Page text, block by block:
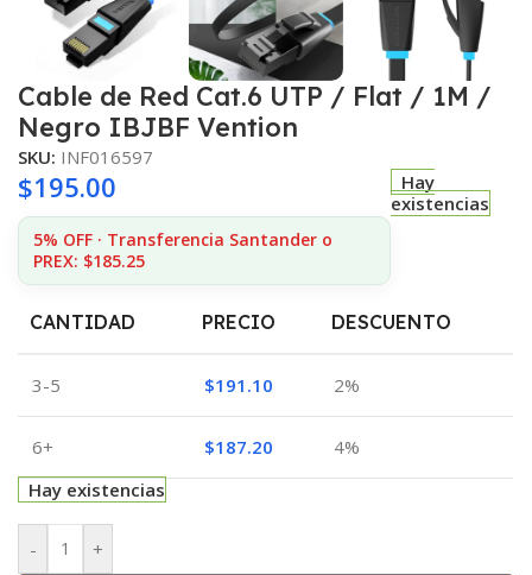
Cable de Red Cat.6 UTP / Flat / 1M /
Negro IBJBF Vention
SKU: INF016597
$195.00
5% OFF · Transferencia Santander o
PREX: $185.25
Hay
existencias
CANTIDAD PRECIO DESCUENTO
3-5 $191.10 2%
6+ $187.20
4%
Hay existencias
- +